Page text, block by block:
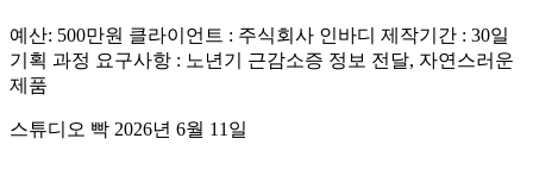
예산: 500만원 클라이언트 : 주식회사 인바디 제작기간 : 30일
기획 과정 요구사항 : 노년기 근감소증 정보 전달, 자연스러운
제품
스튜디오 빡 2026년 6월 11일